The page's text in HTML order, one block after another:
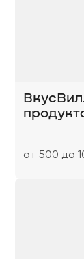
от 500 до